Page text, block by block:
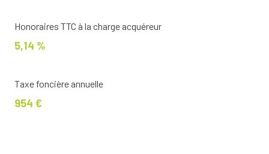
Honoraires TTC à la charge acquéreur
5,14 %
Taxe foncière annuelle
954 €